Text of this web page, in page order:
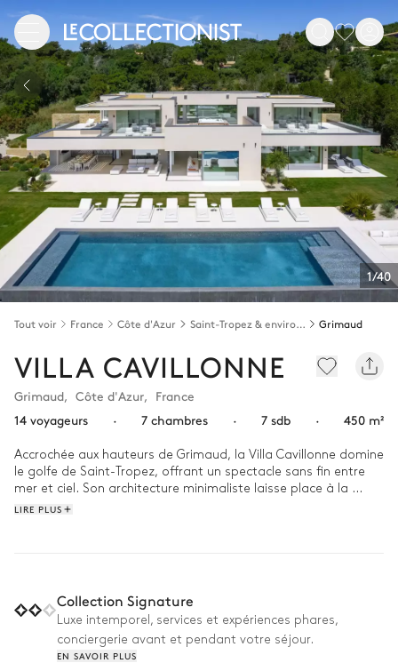
1/40
Tout voir France Côte d'Azur Saint-Tropez & environs Grimaud
VILLA CAVILLONNE
Grimaud, Côte d'Azur, France
14 voyageurs
· 7 chambres · 7 sdb · 450 m²
Accrochée aux hauteurs de Grimaud, la Villa Cavillonne domine
le golfe de Saint-Tropez, offrant un spectacle sans fin entre
mer et ciel. Son architecture minimaliste laisse place à la
lumière, tandis que la piscine à débordement semble se
jacuzzi. Le soir, la flamme du brasero crépite tandis qu’une
partie de pétanque s’improvise, rythmé par le tintement des
verres et les éclats de rire sous le ciel étoilé.
LIRE PLUS
Collection Signature
Luxe intemporel, services et expériences phares,
conciergerie avant et pendant votre séjour.
EN SAVOIR PLUS